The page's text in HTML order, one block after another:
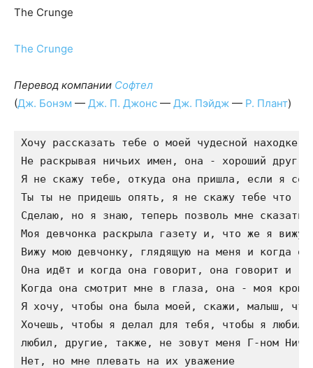
The Crunge
The Crunge
Перевод компании Софтел
(Дж. Бонэм — Дж. П. Джонс — Дж. Пэйдж — Р. Плант)
Хочу рассказать тебе о моей чудесной находке
Не раскрывая ничьих имен, она - хороший друг
Я не скажу тебе, откуда она пришла, если я
Ты ты не придешь опять, я не скажу тебе что
Сделаю, но я знаю, теперь позволь мне сказать
Моя девчонка раскрыла газету и, что же я вижу
Вижу мою девчонку, глядящую на меня и когда
Она идёт и когда она говорит, она говорит и
Когда она смотрит мне в глаза, она - моя
Я хочу, чтобы она была моей, скажи, малыш,
Хочешь, чтобы я делал для тебя, чтобы я любил
любил, другие, также, не зовут меня Г-ном
Нет, но мне плевать на их уважение